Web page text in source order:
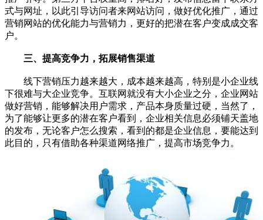
式与网址，以此引导访问者来网站访问，做好优化推广，通过
营销网站的优化能力与营销力，更好的把潜在客户变成成交客
户。
三、提高竞争力，拓展销售渠道
线下营销压力越来越大，成本越来越高，特别是小企业线
下很难与大企业竞争。互联网就没有大小企业之分，企业网站
做好营销，能够解决用户需求，产品本身质量过硬，当然了，
为了能够让更多的潜在客户看到，企业相关信息必须铺天盖地
的发布，无论客户怎么搜索，看到的都是企业信息，要能达到
此目的，只有借助各种渠道网络推广，提高市场竞争力。